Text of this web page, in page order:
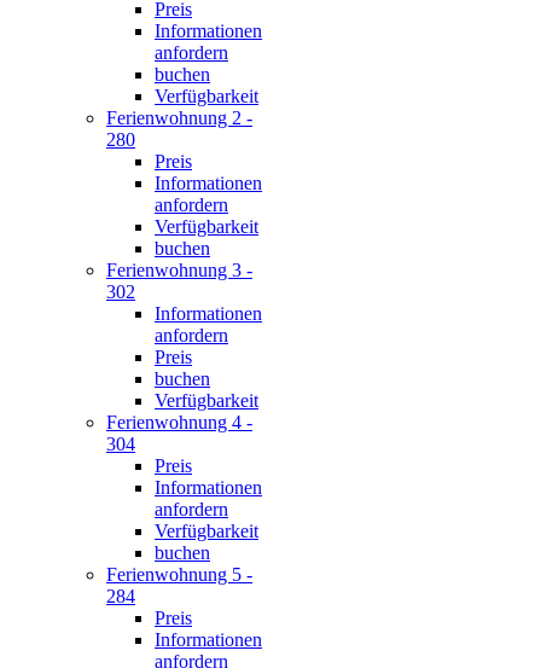
Preis
Informationen
anfordern
buchen
Verfügbarkeit
Ferienwohnung 2 -
280
Preis
Informationen
anfordern
Verfügbarkeit
buchen
Ferienwohnung 3 -
302
Informationen
anfordern
Preis
buchen
Verfügbarkeit
Ferienwohnung 4 -
304
Preis
Informationen
anfordern
Verfügbarkeit
buchen
Ferienwohnung 5 -
284
Preis
Informationen
anfordern